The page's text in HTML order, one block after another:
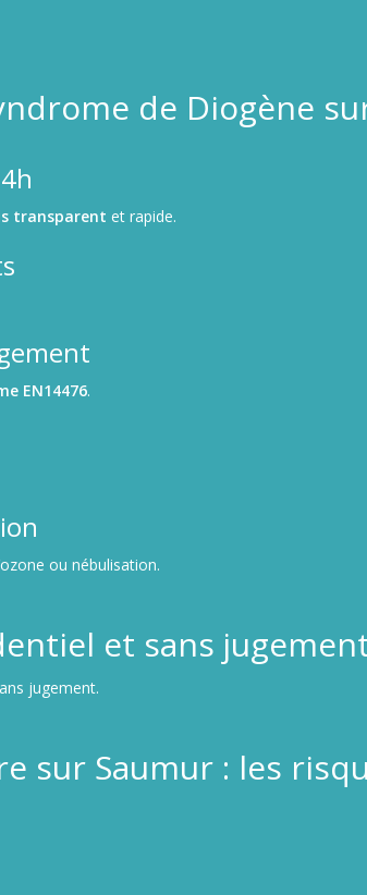
de Diogène
transparent et rapide.
EN14476.
ou nébulisation.
et sans
jugement.
sur Saumur : les